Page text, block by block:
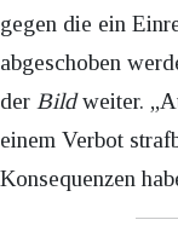
gegen die ein
abgeschoben
der Bildweiter.
einem Verbot
Konsequenzen